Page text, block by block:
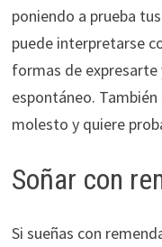
poniendo a prueba
puede interpretarse
formas de
espontáneo.
molesto y quiere
Soñar con
Si sueñas con